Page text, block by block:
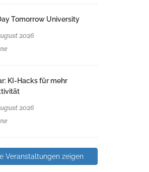
Tomorrow University
2026
KI-Hacks für mehr
2026
Veranstaltungen zeigen